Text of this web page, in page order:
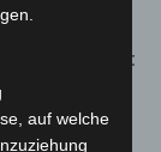
entdeckt
in
auf welche